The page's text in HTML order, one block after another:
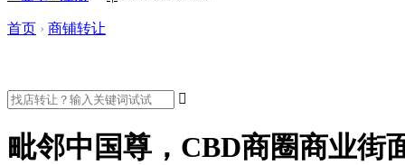
首页 › 商铺转让

毗邻中国尊，CBD商圈商业街